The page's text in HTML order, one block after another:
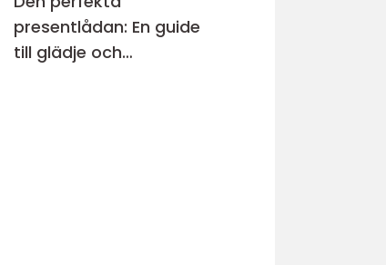
presentlådan: En guide
till glädje och